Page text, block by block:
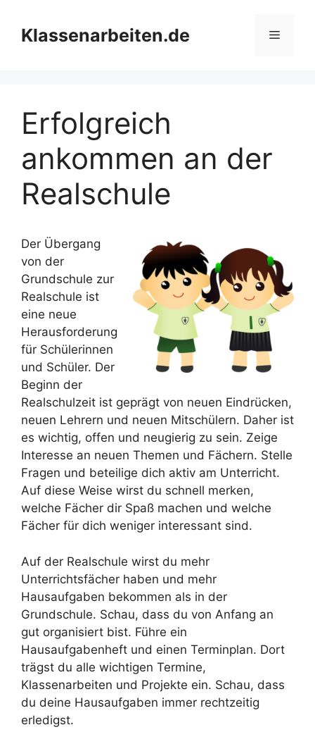
Inhalt
springenKlassenarbeiten.de Menü
Erfolgreich
ankommen an der
Realschule
Der Übergang
von der
Grundschule zur
Realschule ist
eine neue
Herausforderung
für Schülerinnen
und Schüler. Der
Beginn der
Realschulzeit ist geprägt von neuen Eindrücken,
neuen Lehrern und neuen Mitschülern. Daher ist
es wichtig, offen und neugierig zu sein. Zeige
Interesse an neuen Themen und Fächern. Stelle
Fragen und beteilige dich aktiv am Unterricht.
Auf diese Weise wirst du schnell merken,
welche Fächer dir Spaß machen und welche
Fächer für dich weniger interessant sind.
Auf der Realschule wirst du mehr
Unterrichtsfächer haben und mehr
Hausaufgaben bekommen als in der
Grundschule. Schau, dass du von Anfang an
gut organisiert bist. Führe ein
Hausaufgabenheft und einen Terminplan. Dort
trägst du alle wichtigen Termine,
Klassenarbeiten und Projekte ein. Schau, dass
du deine Hausaufgaben immer rechtzeitig
erledigst.